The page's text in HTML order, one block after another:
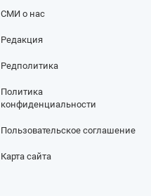
СМИ о нас
Редакция
Редполитика
Политика
конфиденциальности
Пользовательское соглашение
Карта сайта